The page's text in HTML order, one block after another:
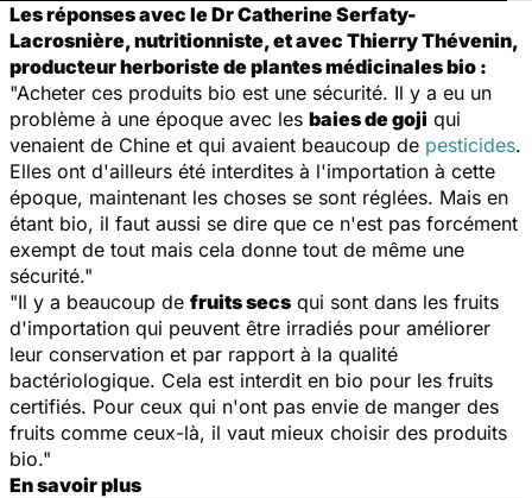
Les réponses avec le Dr Catherine Serfaty-
Lacrosnière, nutritionniste, et avec Thierry Thévenin,
producteur herboriste de plantes médicinales bio :
"Acheter ces produits bio est une sécurité. Il y a eu un
problème à une époque avec les baies de goji qui
venaient de Chine et qui avaient beaucoup de pesticides.
Elles ont d'ailleurs été interdites à l'importation à cette
époque, maintenant les choses se sont réglées. Mais en
étant bio, il faut aussi se dire que ce n'est pas forcément
exempt de tout mais cela donne tout de même une
sécurité."
"Il y a beaucoup de fruits secs qui sont dans les fruits
d'importation qui peuvent être irradiés pour améliorer
leur conservation et par rapport à la qualité
bactériologique. Cela est interdit en bio pour les fruits
certifiés. Pour ceux qui n'ont pas envie de manger des
fruits comme ceux-là, il vaut mieux choisir des produits
bio."
En savoir plus